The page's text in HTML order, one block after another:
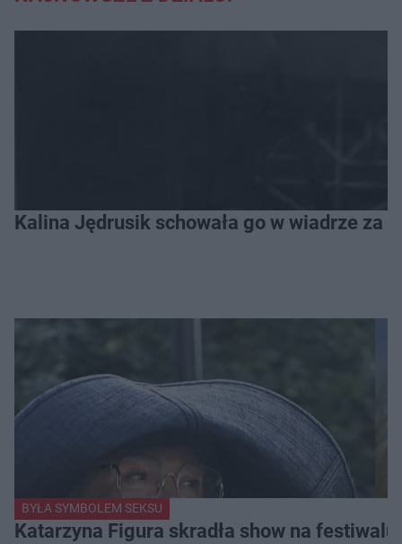
Kalina Jędrusik schowała go w wiadrze za
BYŁA SYMBOLEM SEKSU
Katarzyna Figura skradła show na